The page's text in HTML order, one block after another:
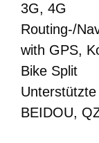
3G, 4G
Routing-/
with GPS,
Bike Split
BEIDOU,